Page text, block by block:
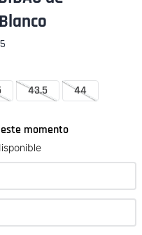
43.5
44
momento